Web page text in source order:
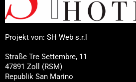
Projekt von: SH Web s.r.l
Straße Tre Settembre, 11
47891 Zoll (RSM)
Republik San Marino